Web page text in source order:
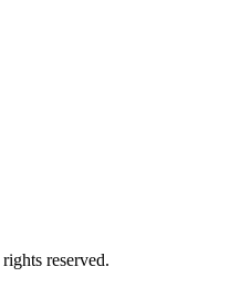
reserved.